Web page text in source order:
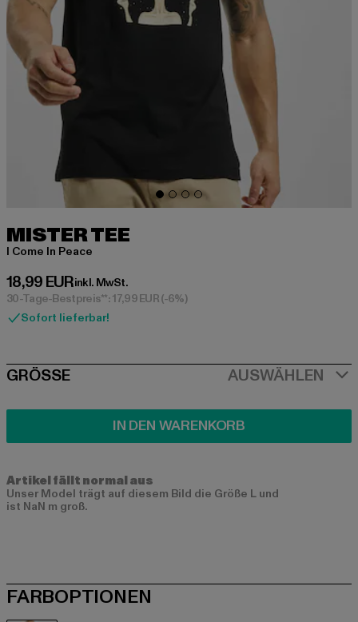
MISTER TEE
I Come In Peace
18,99 EUR
Derzeitiger Preis: 18,99 EUR
inkl. MwSt.
30-Tage-Bestpreis**: 17,99 EUR(-6%)
Sofort lieferbar!
SIZE
GRÖSSE AUSWÄHLEN
IN DEN WARENKORB
Artikel fällt normal aus
Unser Model trägt auf diesem Bild die Größe L und
ist NaN m groß.
FARBOPTIONEN